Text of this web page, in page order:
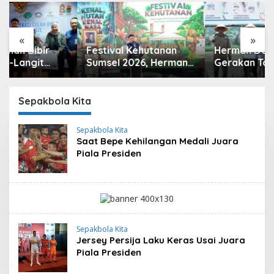
« »
Festival Kehutanan
Sumsel 2026, Herman
Deru Ajak Generasi
Hutan
Herman Deru Pimpin
Gerakan Tanam Padi
Serentak Sumbagsel,
Sepakbola Kita
Sepakbola Kita
Saat Bepe Kehilangan Medali Juara
Piala Presiden
Sepakbola Kita
Jersey Persija Laku Keras Usai Juara
Piala Presiden